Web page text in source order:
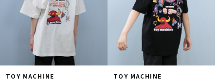
TOY MACHINE TOY MACHINE